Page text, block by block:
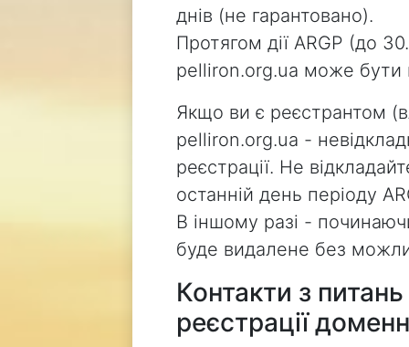
днів (не гарантовано).
Протягом дії ARGP (до
pelliron.org.ua може бути
Якщо ви є реєстрантом
pelliron.org.ua -
реєстрації. Не
останній день періоду
В іншому разі -
буде видалене без
Контакти з
реєстрації